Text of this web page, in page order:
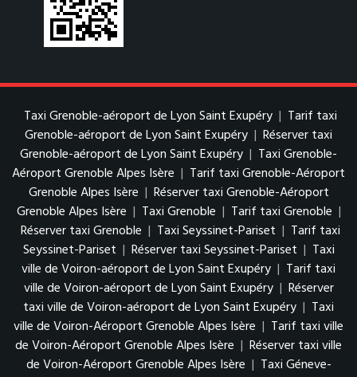
Taxi Grenoble-aéroport de Lyon Saint Exupéry | Tarif taxi
Grenoble-aéroport de Lyon Saint Exupéry | Réserver taxi
Grenoble-aéroport de Lyon Saint Exupéry | Taxi Grenoble-
Aéroport Grenoble Alpes Isère | Tarif taxi Grenoble-Aéroport
Grenoble Alpes Isère | Réserver taxi Grenoble-Aéroport
Grenoble Alpes Isère | Taxi Grenoble | Tarif taxi Grenoble |
Réserver taxi Grenoble | Taxi Seyssinet-Pariset | Tarif taxi
Seyssinet-Pariset | Réserver taxi Seyssinet-Pariset | Taxi
ville de Voiron-aéroport de Lyon Saint Exupéry | Tarif taxi
ville de Voiron-aéroport de Lyon Saint Exupéry | Réserver
taxi ville de Voiron-aéroport de Lyon Saint Exupéry | Taxi
ville de Voiron-Aéroport Grenoble Alpes Isère | Tarif taxi ville
de Voiron-Aéroport Grenoble Alpes Isère | Réserver taxi ville
de Voiron-Aéroport Grenoble Alpes Isère | Taxi Géneve-